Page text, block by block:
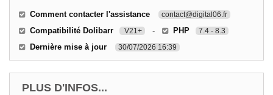
Comment contacter l'assistance contact@digital06.fr
Compatibilité Dolibarr V21+ - PHP 7.4 - 8.3
Dernière mise à jour 30/07/2026 16:39
PLUS D'INFOS...